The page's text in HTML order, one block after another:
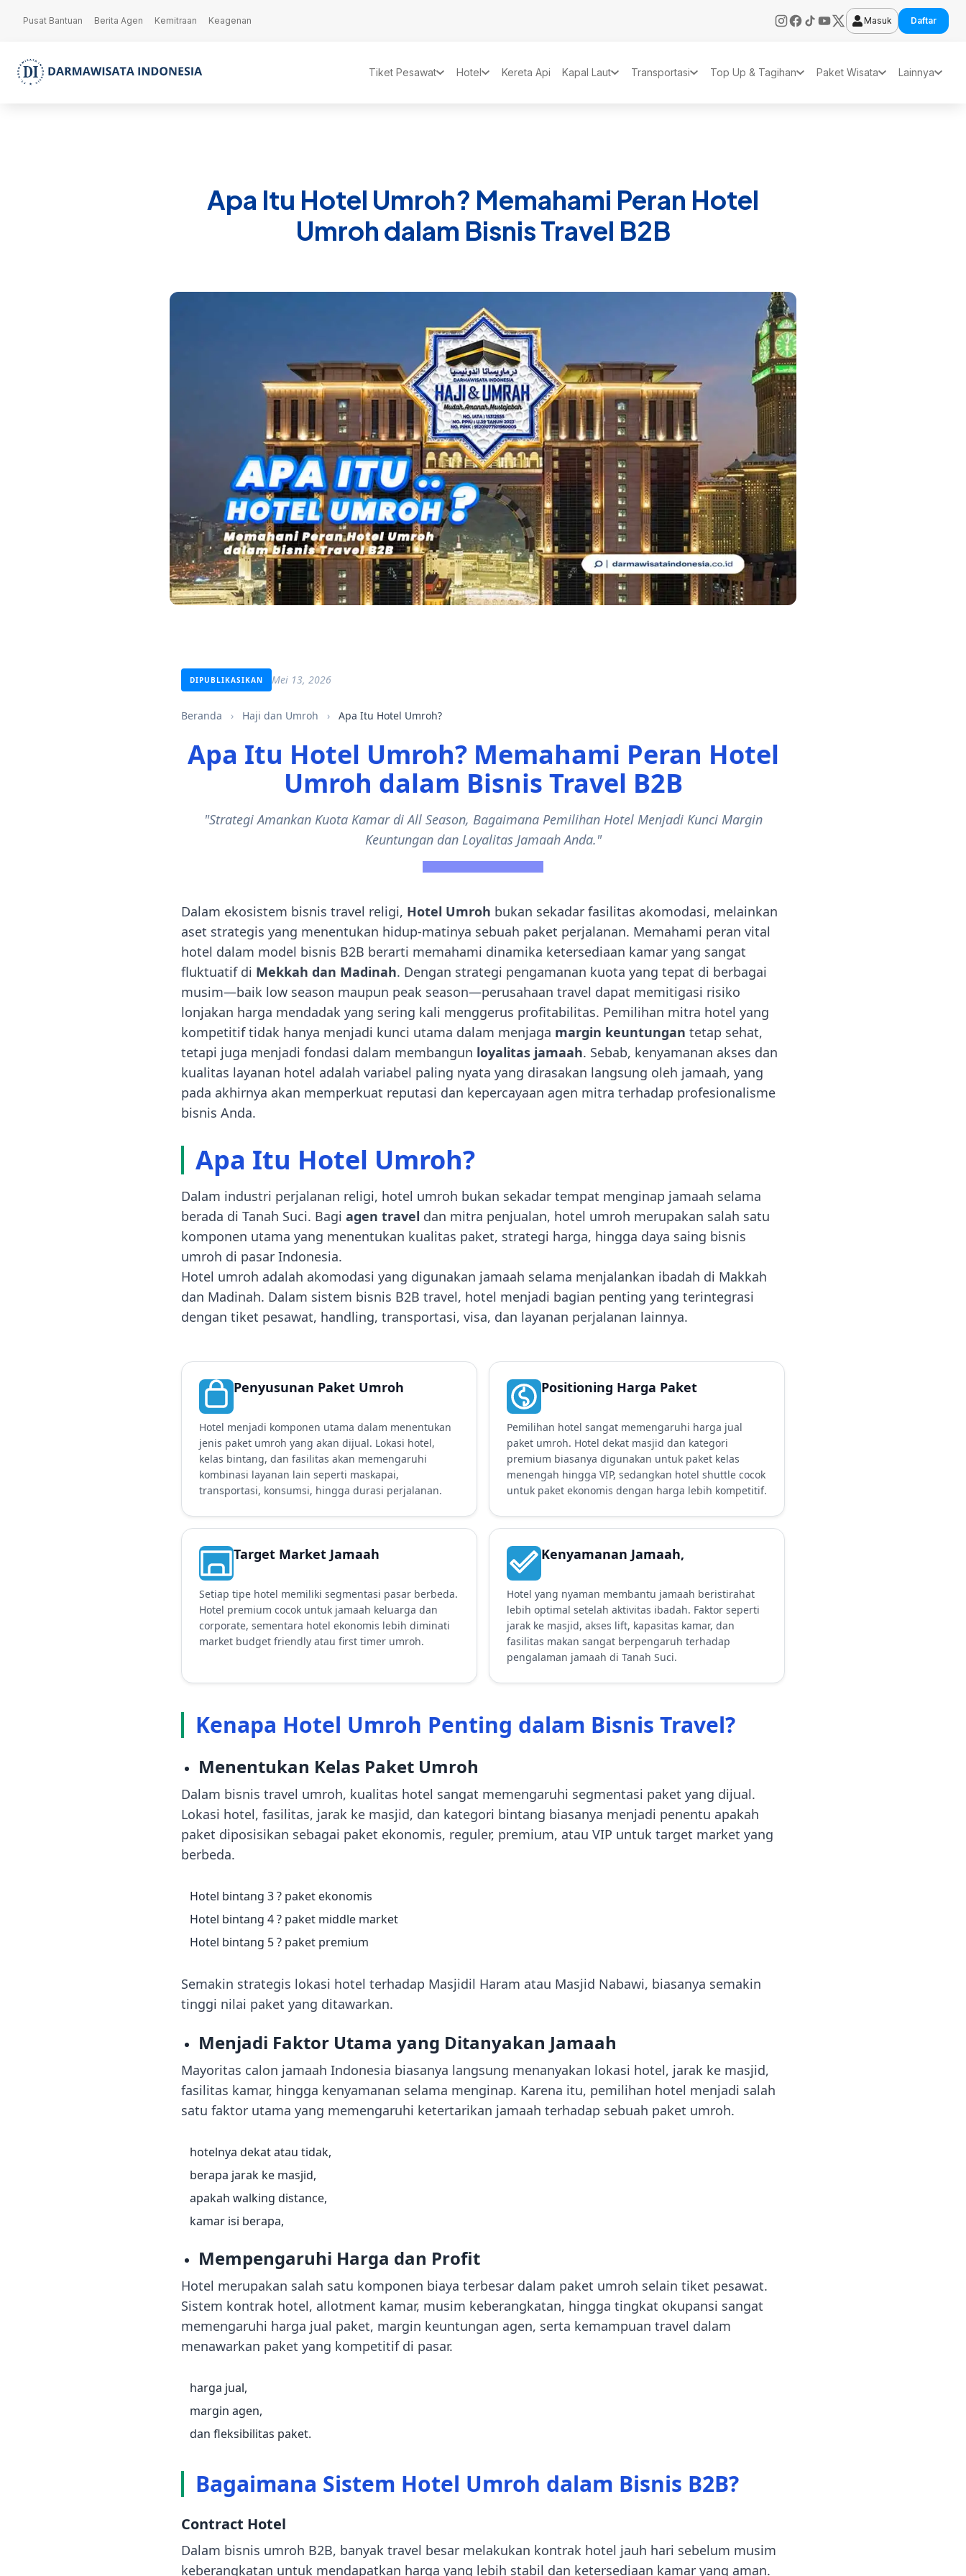
Pusat Bantuan Berita Agen Kemitraan Keagenan Masuk Daftar
Tiket Pesawat Hotel Kereta Api Kapal Laut Transportasi Top Up & Tagihan Paket Wisata Lainnya
Apa Itu Hotel Umroh? Memahami Peran Hotel
Umroh dalam Bisnis Travel B2B
DIPUBLIKASIKAN Mei 13, 2026
Beranda › Haji dan Umroh › Apa Itu Hotel Umroh?
Apa Itu Hotel Umroh? Memahami Peran Hotel
Umroh dalam Bisnis Travel B2B
"Strategi Amankan Kuota Kamar di All Season, Bagaimana Pemilihan Hotel Menjadi Kunci Margin
Keuntungan dan Loyalitas Jamaah Anda."
Dalam ekosistem bisnis travel religi, Hotel Umroh bukan sekadar fasilitas akomodasi, melainkan
aset strategis yang menentukan hidup-matinya sebuah paket perjalanan. Memahami peran vital
hotel dalam model bisnis B2B berarti memahami dinamika ketersediaan kamar yang sangat
fluktuatif di Mekkah dan Madinah. Dengan strategi pengamanan kuota yang tepat di berbagai
musim—baik low season maupun peak season—perusahaan travel dapat memitigasi risiko
lonjakan harga mendadak yang sering kali menggerus profitabilitas. Pemilihan mitra hotel yang
kompetitif tidak hanya menjadi kunci utama dalam menjaga margin keuntungan tetap sehat,
tetapi juga menjadi fondasi dalam membangun loyalitas jamaah. Sebab, kenyamanan akses dan
kualitas layanan hotel adalah variabel paling nyata yang dirasakan langsung oleh jamaah, yang
pada akhirnya akan memperkuat reputasi dan kepercayaan agen mitra terhadap profesionalisme
bisnis Anda.
Apa Itu Hotel Umroh?
Dalam industri perjalanan religi, hotel umroh bukan sekadar tempat menginap jamaah selama
berada di Tanah Suci. Bagi agen travel dan mitra penjualan, hotel umroh merupakan salah satu
komponen utama yang menentukan kualitas paket, strategi harga, hingga daya saing bisnis
umroh di pasar Indonesia.
Hotel umroh adalah akomodasi yang digunakan jamaah selama menjalankan ibadah di Makkah
dan Madinah. Dalam sistem bisnis B2B travel, hotel menjadi bagian penting yang terintegrasi
dengan tiket pesawat, handling, transportasi, visa, dan layanan perjalanan lainnya.
Penyusunan Paket Umroh
Hotel menjadi komponen utama dalam menentukan
jenis paket umroh yang akan dijual. Lokasi hotel,
kelas bintang, dan fasilitas akan memengaruhi
kombinasi layanan lain seperti maskapai,
transportasi, konsumsi, hingga durasi perjalanan.
Positioning Harga Paket
Pemilihan hotel sangat memengaruhi harga jual
paket umroh. Hotel dekat masjid dan kategori
premium biasanya digunakan untuk paket kelas
menengah hingga VIP, sedangkan hotel shuttle cocok
untuk paket ekonomis dengan harga lebih kompetitif.
Target Market Jamaah
Setiap tipe hotel memiliki segmentasi pasar berbeda.
Hotel premium cocok untuk jamaah keluarga dan
corporate, sementara hotel ekonomis lebih diminati
market budget friendly atau first timer umroh.
Kenyamanan Jamaah,
Hotel yang nyaman membantu jamaah beristirahat
lebih optimal setelah aktivitas ibadah. Faktor seperti
jarak ke masjid, akses lift, kapasitas kamar, dan
fasilitas makan sangat berpengaruh terhadap
pengalaman jamaah di Tanah Suci.
Kenapa Hotel Umroh Penting dalam Bisnis Travel?
Menentukan Kelas Paket Umroh
Dalam bisnis travel umroh, kualitas hotel sangat memengaruhi segmentasi paket yang dijual.
Lokasi hotel, fasilitas, jarak ke masjid, dan kategori bintang biasanya menjadi penentu apakah
paket diposisikan sebagai paket ekonomis, reguler, premium, atau VIP untuk target market yang
berbeda.
Hotel bintang 3 ? paket ekonomis
Hotel bintang 4 ? paket middle market
Hotel bintang 5 ? paket premium
Semakin strategis lokasi hotel terhadap Masjidil Haram atau Masjid Nabawi, biasanya semakin
tinggi nilai paket yang ditawarkan.
Menjadi Faktor Utama yang Ditanyakan Jamaah
Mayoritas calon jamaah Indonesia biasanya langsung menanyakan lokasi hotel, jarak ke masjid,
fasilitas kamar, hingga kenyamanan selama menginap. Karena itu, pemilihan hotel menjadi salah
satu faktor utama yang memengaruhi ketertarikan jamaah terhadap sebuah paket umroh.
hotelnya dekat atau tidak,
berapa jarak ke masjid,
apakah walking distance,
kamar isi berapa,
Mempengaruhi Harga dan Profit
Hotel merupakan salah satu komponen biaya terbesar dalam paket umroh selain tiket pesawat.
Sistem kontrak hotel, allotment kamar, musim keberangkatan, hingga tingkat okupansi sangat
memengaruhi harga jual paket, margin keuntungan agen, serta kemampuan travel dalam
menawarkan paket yang kompetitif di pasar.
harga jual,
margin agen,
dan fleksibilitas paket.
Bagaimana Sistem Hotel Umroh dalam Bisnis B2B?
Contract Hotel
Dalam bisnis umroh B2B, banyak travel besar melakukan kontrak hotel jauh hari sebelum musim
keberangkatan untuk mendapatkan harga yang lebih stabil dan ketersediaan kamar yang aman.